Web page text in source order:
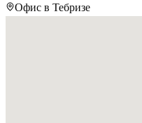
Офис в Тебризе